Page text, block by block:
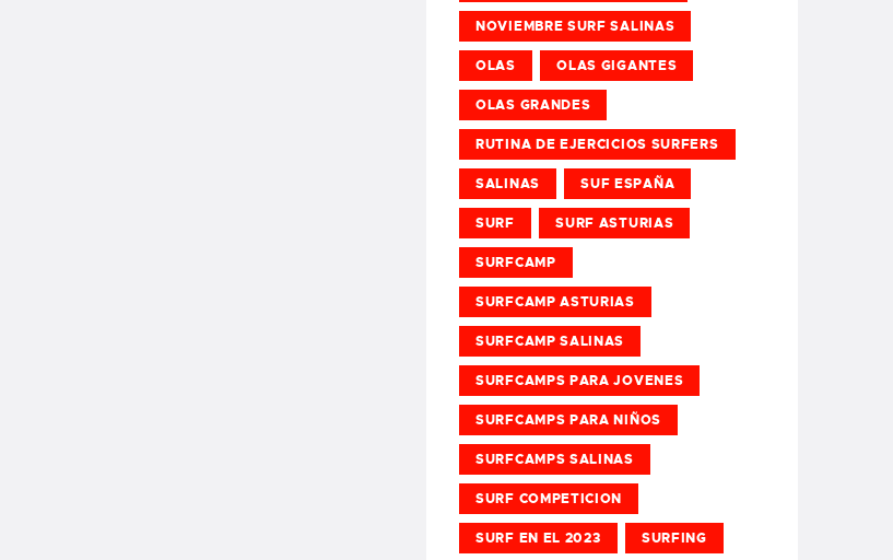
NOVIEMBRE SURF SALINAS
OLAS OLAS GIGANTES
OLAS GRANDES
RUTINA DE EJERCICIOS SURFERS
SALINAS SUF ESPAÑA
SURF SURF ASTURIAS
SURFCAMP
SURFCAMP ASTURIAS
SURFCAMP SALINAS
SURFCAMPS PARA JOVENES
SURFCAMPS PARA NIÑOS
SURFCAMPS SALINAS
SURF COMPETICION
SURF EN EL 2023 SURFING